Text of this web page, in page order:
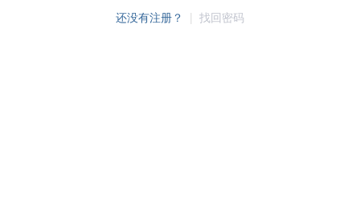
还没有注册？ | 找回密码